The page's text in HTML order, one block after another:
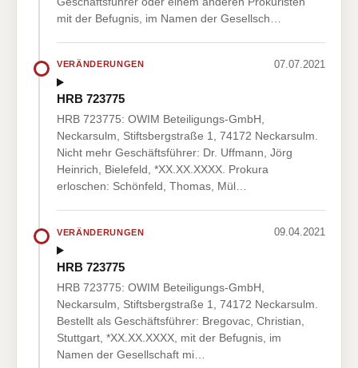
mit der Befugnis, im Namen der Gesellsch…
VERÄNDERUNGEN 07.07.2021
HRB 723775
HRB 723775: OWIM Beteiligungs-GmbH,
Neckarsulm, Stiftsbergstraße 1, 74172 Neckarsulm.
Nicht mehr Geschäftsführer: Dr. Uffmann, Jörg
Heinrich, Bielefeld, *XX.XX.XXXX. Prokura
erloschen: Schönfeld, Thomas, Mül…
VERÄNDERUNGEN 09.04.2021
HRB 723775
HRB 723775: OWIM Beteiligungs-GmbH,
Neckarsulm, Stiftsbergstraße 1, 74172 Neckarsulm.
Bestellt als Geschäftsführer: Bregovac, Christian,
Stuttgart, *XX.XX.XXXX, mit der Befugnis, im
Namen der Gesellschaft mi…